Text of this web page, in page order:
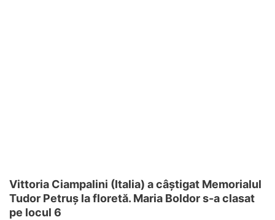
Vittoria Ciampalini (Italia) a câștigat Memorialul
Tudor Petruș la floretă. Maria Boldor s-a clasat
pe locul 6